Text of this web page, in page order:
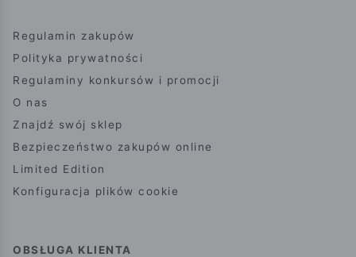
Regulamin zakupów
Polityka prywatności
Regulaminy konkursów i promocji
O nas
Znajdź swój sklep
Bezpieczeństwo zakupów online
Limited Edition
Konfiguracja plików cookie
OBSŁUGA KLIENTA